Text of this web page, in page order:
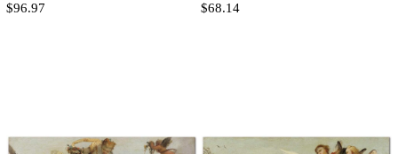
$96.97 $68.14